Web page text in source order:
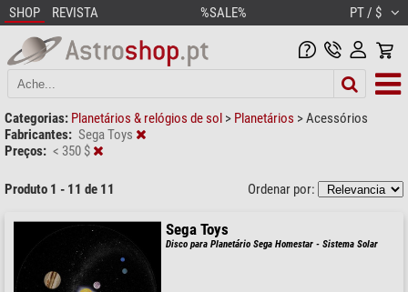
SHOP REVISTA %SALE% PT / $
Categorias: Planetários & relógios de sol > Planetários >Acessórios
Fabricantes: Sega Toys
Preços: < 350 $
Produto 1 - 11 de 11 Ordenar por:
Sega Toys
Disco para Planetário Sega Homestar - Sistema Solar